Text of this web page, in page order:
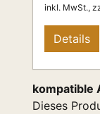
inkl. MwSt.,
Details
kompatible
Dieses